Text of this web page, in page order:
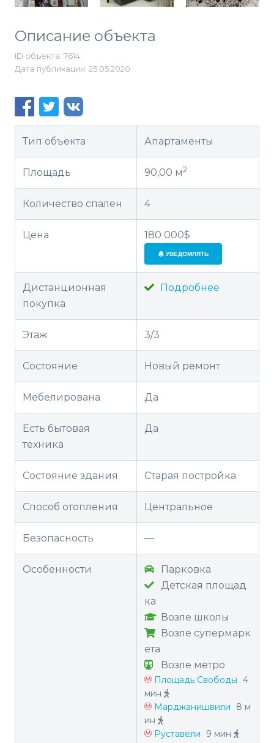
Описание объекта
ID объекта: 7614
Дата публикации: 25.05.2020
Тип объекта Апартаменты
Площадь 90,00 м2
Количество спален 4
Цена 180 000$
УВЕДОМЛЯТЬ
Дистанционная
покупка
Подробнее
Этаж 3/3
Состояние Новый ремонт
Мебелирована Да
Есть бытовая
техника
Да
Состояние здания Старая постройка
Способ отопления Центральное
Безопасность —
Особенности
Парковка
Детская площад
ка
Возле школы
Возле супермарк
ета
Возле метро
Площадь Свободы 4
мин
Марджанишвили
8 м
ин
Руставели
9 мин